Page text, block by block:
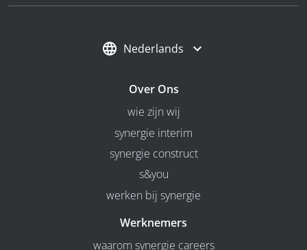
Nederlands
Over Ons
wie zijn wij
synergie interim
synergie construct
s&you
werken bij synergie
Werknemers
waarom synergie careers